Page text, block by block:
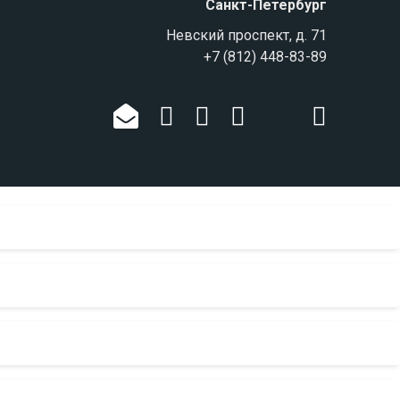
Санкт-Петербург
Невский проспект, д. 71
+7 (812) 448-83-89